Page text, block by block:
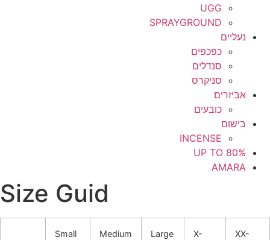
UGG
SPRAYGROUND
נעליים
כפכפים
סנדלים
סניקרס
אביזרים
כובעים
בישום
INCENSE
UP TO 80%
AMARA
Size Guid
Small Medium Large
X-
XX-